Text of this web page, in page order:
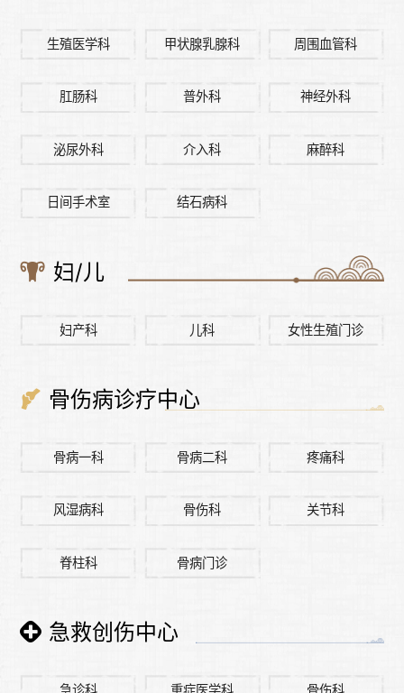
生殖医学科 甲状腺乳腺科 周围血管科
肛肠科 普外科 神经外科
泌尿外科 介入科 麻醉科
日间手术室 结石病科
妇/儿
妇产科 儿科 女性生殖门诊
骨伤病诊疗中心
骨病一科 骨病二科 疼痛科
风湿病科 骨伤科 关节科
脊柱科 骨病门诊
急救创伤中心
急诊科 重症医学科 骨伤科